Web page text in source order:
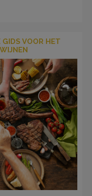
VOOR HET